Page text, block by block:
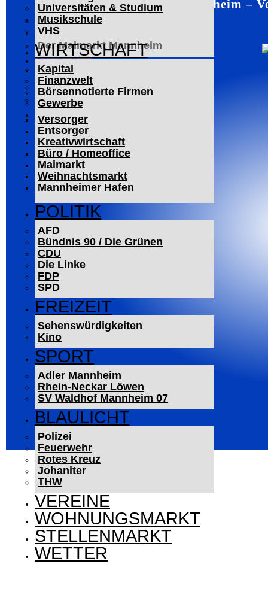
Universitäten & Studium
Musikschule
VHS
WIRTSCHAFT
Kapital
Finanzwelt
Börsennotierte Firmen
Gewerbe
Versorger
Entsorger
Kreativwirtschaft
Büro / Homeoffice
Maimarkt
Weihnachtsmarkt
Mannheimer Hafen
POLITIK
AFD
Bündnis 90 / Die Grünen
CDU
Die Linke
FDP
SPD
FREIZEIT
Sehenswürdigkeiten
Kino
SPORT
Adler Mannheim
Rhein-Neckar Löwen
SV Waldhof Mannheim 07
BLAULICHT
Polizei
Feuerwehr
Rotes Kreuz
Johaniter
THW
VEREINE
WOHNUNGSMARKT
STELLENMARKT
WETTER
Der Mannheimer Wasserturm
Das Technoseum Mannheim
Die Alte Feuerwache
Der Maimarkt Mannheim
LESERBRIEFE
ARCHIV
Das Neueste
Leitartikel
WERBUNG
Mannheim –